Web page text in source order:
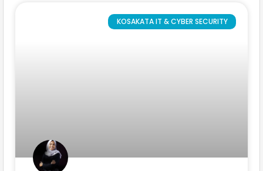
KOSAKATA IT & CYBER SECURITY